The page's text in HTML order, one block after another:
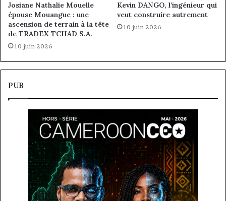
Josiane Nathalie Mouelle
épouse Mouangue : une
ascension de terrain à la tête
de TRADEX TCHAD S.A.
10 juin 2026
Kevin DANGO, l’ingénieur qui
veut construire autrement
10 juin 2026
PUB